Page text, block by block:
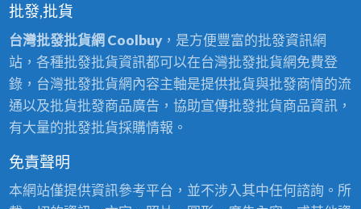
批發,批貨
台灣批發批貨網 Coolbuy，是方便豐富的批發資訊網
站，各種批發批貨資訊都可以在台灣批發批貨網免費登
錄，台灣批發批貨網內容主軸是提供批貨與批發商情的流
通以及批貨批發商品廣告，協助宣傳批發批貨商品資訊，
有大量的批發批貨採購情報。
免責聲明
本網站僅提供資訊參考平台，並不涉入其中任何諮詢。所